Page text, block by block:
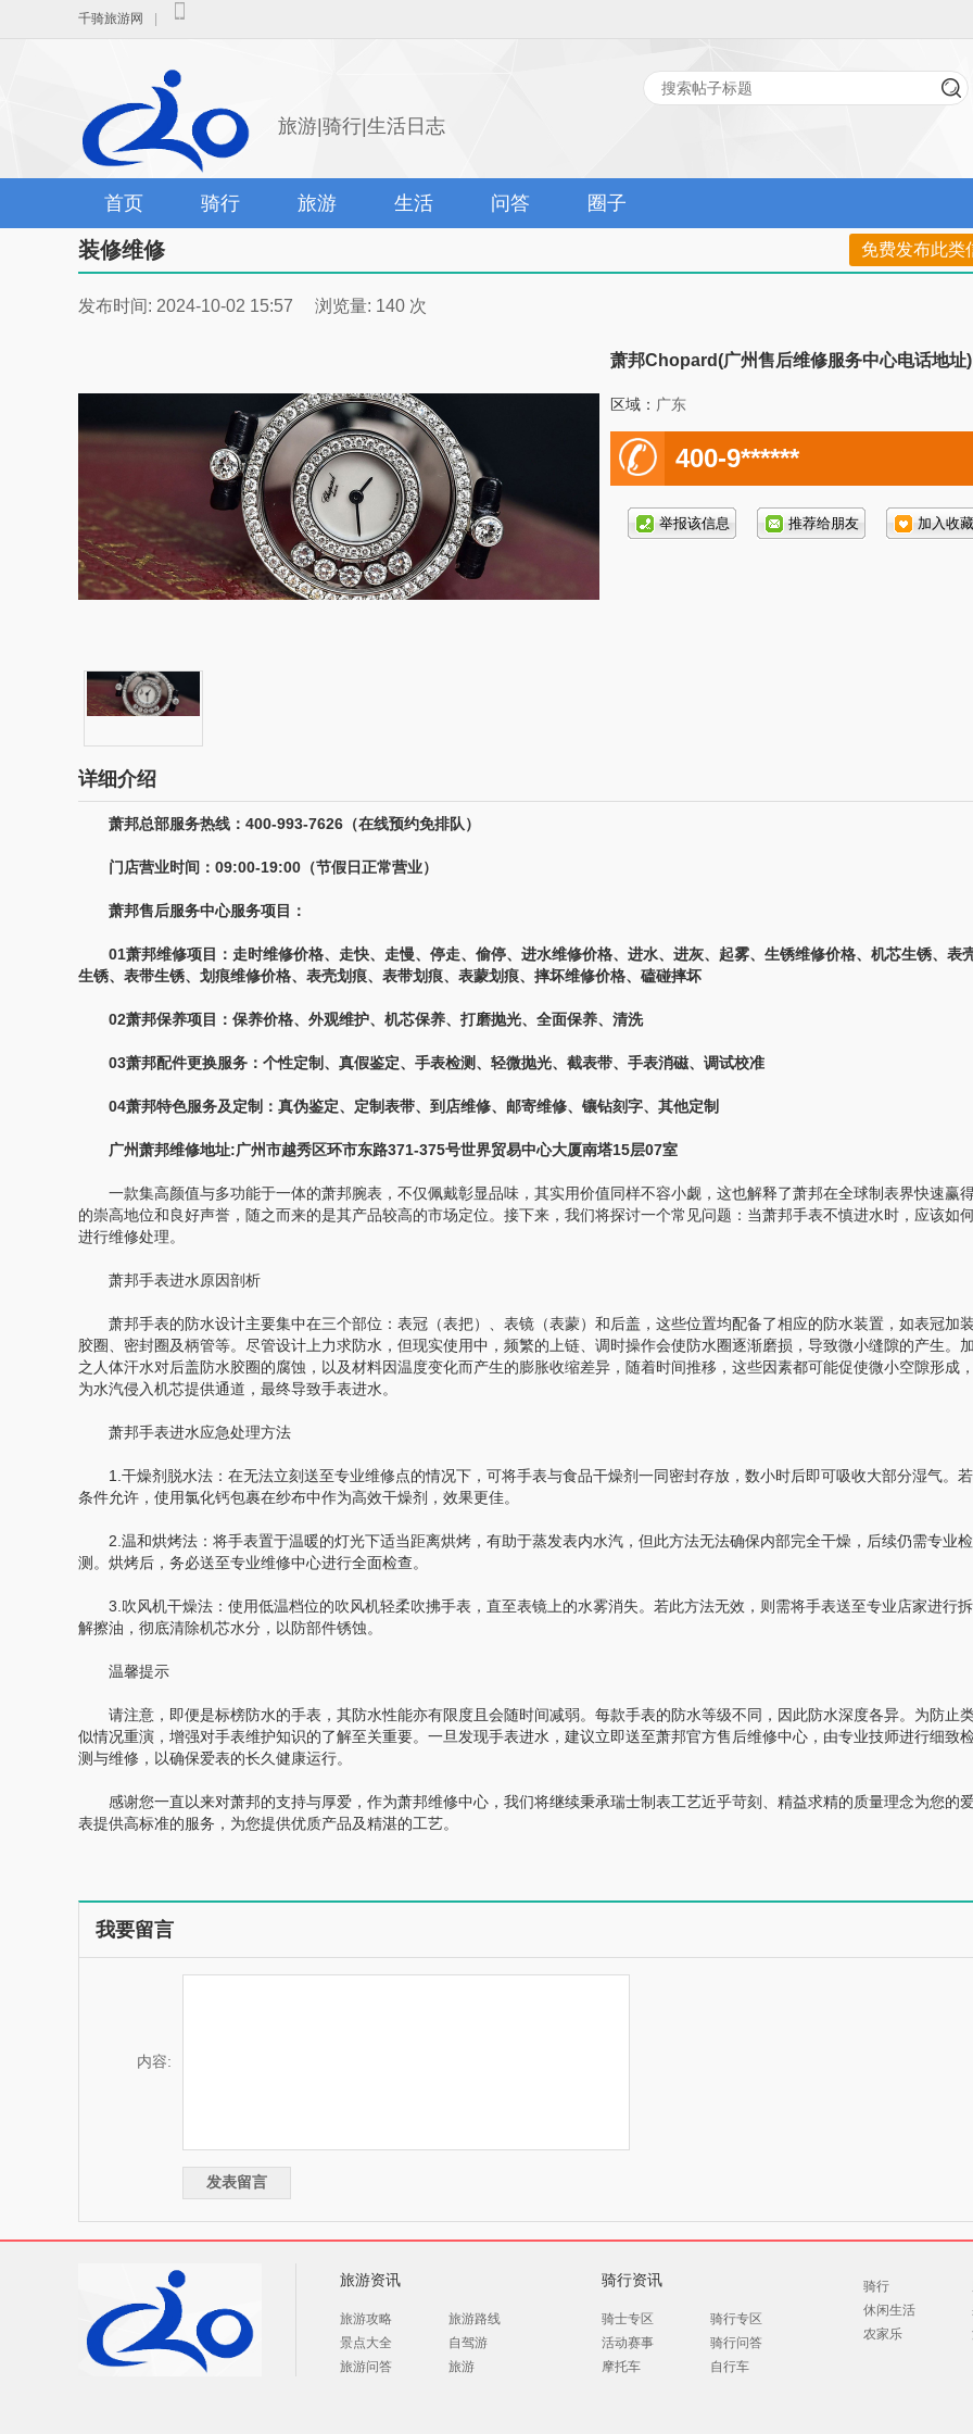
千骑旅游网
旅游|骑行|生活日志
首页 骑行 旅游 生活 问答 圈子
装修维修 免费发布此类
发布时间: 2024-10-02 15:57 浏览量: 140 次
萧邦Chopard(广州售后维修服务中心电话地址)
区域： 广东
电
话号
400-9******
详细介绍
萧邦总部服务热线：400-993-7626（在线预约免排队）
门店营业时间：09:00-19:00（节假日正常营业）
萧邦售后服务中心服务项目：
01萧邦维修项目：走时维修价格、走快、走慢、停走、偷停、进水维修价格、进水、进灰、起雾、生锈维修价格、机芯生锈、表
生锈、表带生锈、划痕维修价格、表壳划痕、表带划痕、表蒙划痕、摔坏维修价格、磕碰摔坏
02萧邦保养项目：保养价格、外观维护、机芯保养、打磨抛光、全面保养、清洗
03萧邦配件更换服务：个性定制、真假鉴定、手表检测、轻微抛光、截表带、手表消磁、调试校准
04萧邦特色服务及定制：真伪鉴定、定制表带、到店维修、邮寄维修、镶钻刻字、其他定制
广州萧邦维修地址:广州市越秀区环市东路371-375号世界贸易中心大厦南塔15层07室
一款集高颜值与多功能于一体的萧邦腕表，不仅佩戴彰显品味，其实用价值同样不容小觑，这也解释了萧邦在全球制表界快速赢
的崇高地位和良好声誉，随之而来的是其产品较高的市场定位。接下来，我们将探讨一个常见问题：当萧邦手表不慎进水时，应该如
进行维修处理。
萧邦手表进水原因剖析
萧邦手表的防水设计主要集中在三个部位：表冠（表把）、表镜（表蒙）和后盖，这些位置均配备了相应的防水装置，如表冠加装
胶圈、密封圈及柄管等。尽管设计上力求防水，但现实使用中，频繁的上链、调时操作会使防水圈逐渐磨损，导致微小缝隙的产生。加
之人体汗水对后盖防水胶圈的腐蚀，以及材料因温度变化而产生的膨胀收缩差异，随着时间推移，这些因素都可能促使微小空隙形成，
为水汽侵入机芯提供通道，最终导致手表进水。
萧邦手表进水应急处理方法
1.干燥剂脱水法：在无法立刻送至专业维修点的情况下，可将手表与食品干燥剂一同密封存放，数小时后即可吸收大部分湿气。若
条件允许，使用氯化钙包裹在纱布中作为高效干燥剂，效果更佳。
2.温和烘烤法：将手表置于温暖的灯光下适当距离烘烤，有助于蒸发表内水汽，但此方法无法确保内部完全干燥，后续仍需专业检
测。烘烤后，务必送至专业维修中心进行全面检查。
3.吹风机干燥法：使用低温档位的吹风机轻柔吹拂手表，直至表镜上的水雾消失。若此方法无效，则需将手表送至专业店家进行拆
解擦油，彻底清除机芯水分，以防部件锈蚀。
温馨提示
请注意，即便是标榜防水的手表，其防水性能亦有限度且会随时间减弱。每款手表的防水等级不同，因此防水深度各异。为防止
似情况重演，增强对手表维护知识的了解至关重要。一旦发现手表进水，建议立即送至萧邦官方售后维修中心，由专业技师进行细致检
测与维修，以确保爱表的长久健康运行。
感谢您一直以来对萧邦的支持与厚爱，作为萧邦维修中心，我们将继续秉承瑞士制表工艺近乎苛刻、精益求精的质量理念为您的
表提供高标准的服务，为您提供优质产品及精湛的工艺。
我要留言
内容:
旅游资讯
旅游攻略
旅游路线
景点大全
自驾游
旅游问答
旅游
骑行资讯
骑士专区
骑行专区
活动赛事
骑行问答
摩托车
自行车
骑行
休闲生活
农家乐